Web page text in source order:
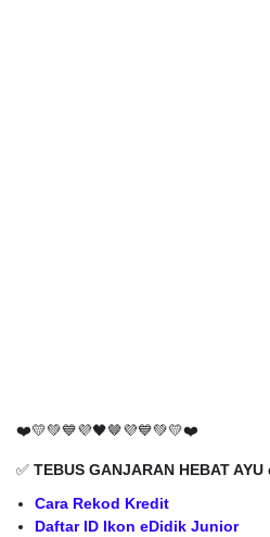
❤️💛💚💙💜🖤🤎💜💙💚💛❤️
✅ TEBUS GANJARAN HEBAT
Cara Rekod Kredit
Daftar ID Ikon eDidik Junior